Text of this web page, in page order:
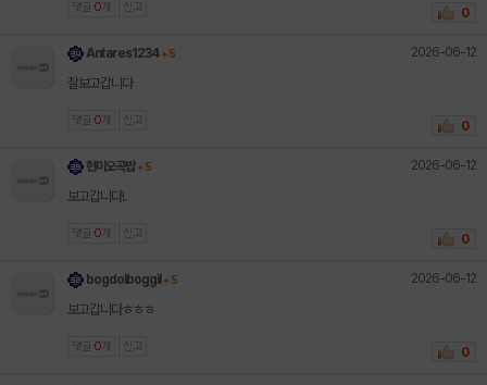
댓글 0 개 신고 0
Antares1234 + 5 2026-06-12
잘보고갑니다
댓글 0 개 신고 0
현미오곡밥 + 5 2026-06-12
보고갑니다!.
댓글 0 개 신고 0
bogdolboggil + 5 2026-06-12
보고갑니다ㅎㅎㅎ
댓글 0 개 신고 0